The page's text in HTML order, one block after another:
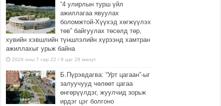
“4 улирлын турш үйл
ажиллагаа явуулах
боломжтой-Хүүхэд хөгжүүлэх
төв” байгуулах төсөлд төр,
хувийн хэвшлийн түншлэлийн хүрээнд хамтран
ажиллахыг урьж байна
2026 оны 7 сар 22 / 9 цаг 28 минут
Б.Пүрэвдагва: “Урт цагаан”-ыг
залуучууд чөлөөт цагаа
өнгөрүүлдэг, жуулчид зорьж
ирдэг цэг болгоно